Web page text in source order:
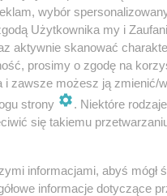
bez klejenia, aby
podczas klejenia
kawałkiem panelu
można przystąpić
wybór
Użytkownika my i
aktywnie skanować
prosimy o zgodę na
i zawsze możesz ją
strony
. Niektóre
się takiemu
informacjami, abyś
informacje dotyczące